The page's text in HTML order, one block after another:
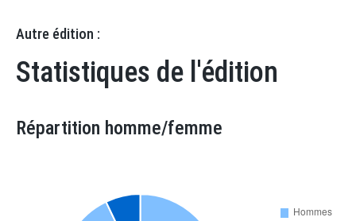
Autre édition :
Statistiques de l'édition
Répartition homme/femme